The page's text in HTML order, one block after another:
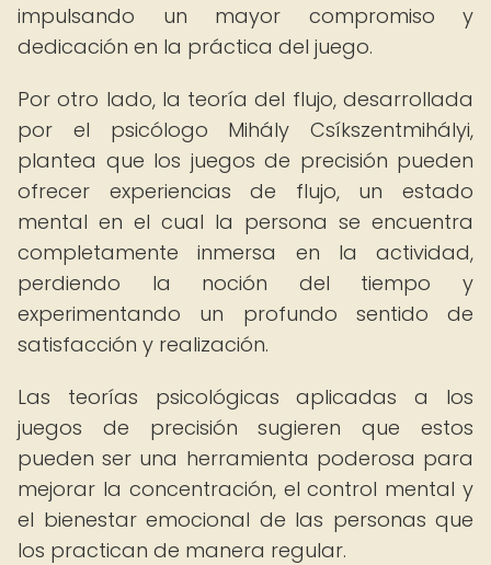
impulsando un mayor compromiso y
dedicación en la práctica del juego.
Por otro lado, la teoría del flujo, desarrollada
por el psicólogo Mihály Csíkszentmihályi,
plantea que los juegos de precisión pueden
ofrecer experiencias de flujo, un estado
mental en el cual la persona se encuentra
completamente inmersa en la actividad,
perdiendo la noción del tiempo y
experimentando un profundo sentido de
satisfacción y realización.
Las teorías psicológicas aplicadas a los
juegos de precisión sugieren que estos
pueden ser una herramienta poderosa para
mejorar la concentración, el control mental y
el bienestar emocional de las personas que
los practican de manera regular.